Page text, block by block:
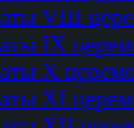
VIII
IX
Х
XI